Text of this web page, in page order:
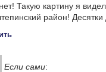
Такую картину я
район!
Если сами: